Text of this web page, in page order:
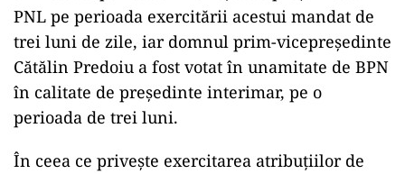
PNL pe perioada exercitării acestui mandat de
trei luni de zile, iar domnul prim-vicepreşedinte
Cătălin Predoiu a fost votat în unamitate de BPN
în calitate de președinte interimar, pe o
perioada de trei luni.
În ceea ce privește exercitarea atribuțiilor de